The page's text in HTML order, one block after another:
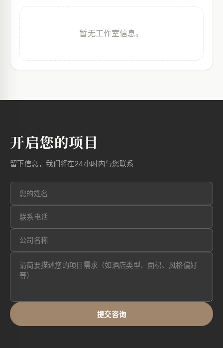
暂无工作室信息。
开启您的项目
留下信息，我们将在24小时内与您联系
提交咨询